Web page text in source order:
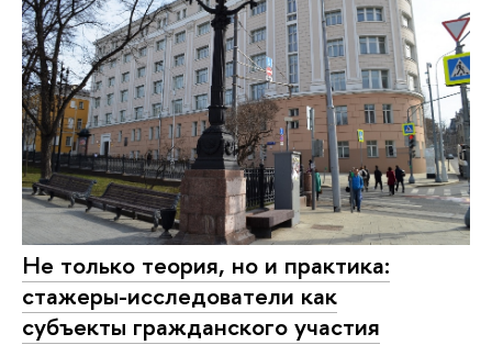
Не только теория, но и практика:
стажеры-исследователи как
субъекты гражданского участия